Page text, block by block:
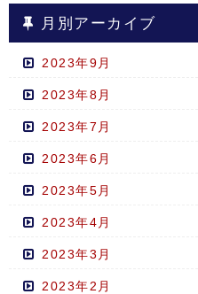
月別アーカイブ
2023年9月
2023年8月
2023年7月
2023年6月
2023年5月
2023年4月
2023年3月
2023年2月